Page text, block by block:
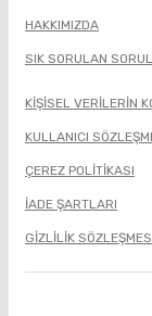
HAKKIMIZDA
SIK SORULAN
KİŞİSEL VERİLERİN
KULLANICI
ÇEREZ POLİTİKASI
İADE ŞARTLARI
GIZLILIK